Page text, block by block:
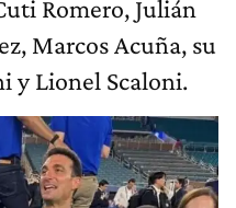
Romero, Julián
Marcos Acuña, su
y Lionel Scaloni.